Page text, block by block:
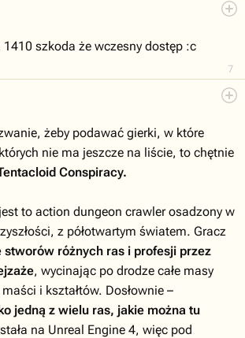
7
1410 szkoda że wczesny dostęp :c
żeby podawać gierki, w które
nie ma jeszcze na liście, to chętnie
Conspiracy.
to action dungeon crawler osadzony w
z półotwartym światem. Gracz
stworów różnych ras i profesji przez
, wycinając po drodze całe masy
i kształtów. Dosłownie –
jedną z wielu ras, jakie można tu
na Unreal Engine 4, więc pod